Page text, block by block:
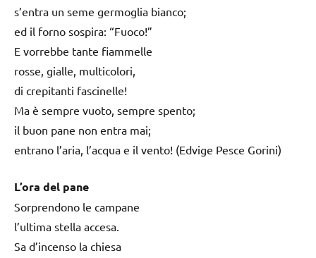
s’entra un seme germoglia bianco;
ed il forno sospira: “Fuoco!”
E vorrebbe tante fiammelle
rosse, gialle, multicolori,
di crepitanti fascinelle!
Ma è sempre vuoto, sempre spento;
il buon pane non entra mai;
entrano l’aria, l’acqua e il vento! (Edvige Pesce Gorini)
L’ora del pane
Sorprendono le campane
l’ultima stella accesa.
Sa d’incenso la chiesa